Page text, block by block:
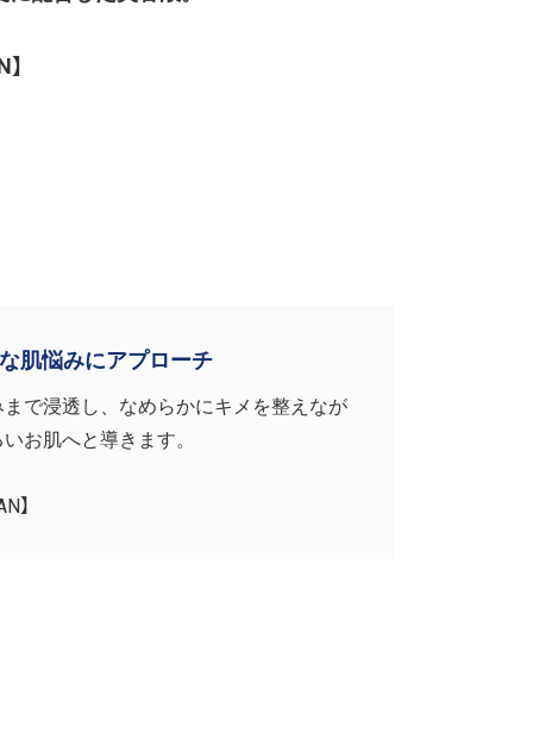
肌悩みにアプローチ
で浸透し、なめらかにキメを整えなが
お肌へと導きます。
】